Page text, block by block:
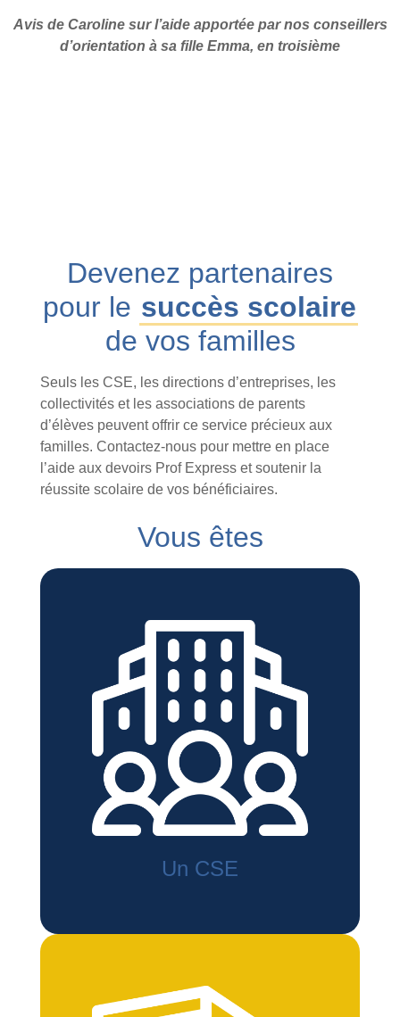
Avis de Caroline sur l’aide apportée par nos conseillers
d’orientation à sa fille Emma, en troisième
Devenez partenaires
pour le succès scolaire
de vos familles
Seuls les CSE, les directions d’entreprises, les
collectivités et les associations de parents
d’élèves peuvent offrir ce service précieux aux
familles. Contactez-nous pour mettre en place
l’aide aux devoirs Prof Express et soutenir la
réussite scolaire de vos bénéficiaires.
Vous êtes
Un CSE